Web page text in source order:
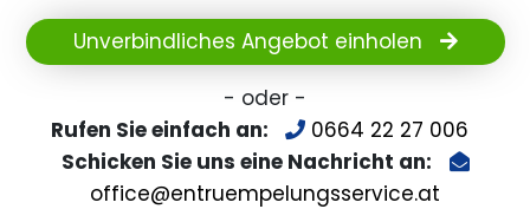
Unverbindliches Angebot einholen
- oder -
Rufen Sie einfach an:
0664 22 27 006
Schicken Sie uns eine Nachricht an:
office@entruempelungsservice.at